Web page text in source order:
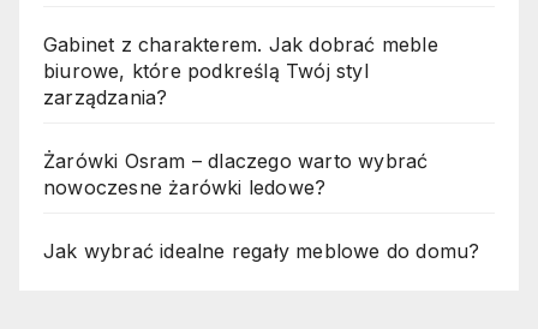
Gabinet z charakterem. Jak dobrać meble
biurowe, które podkreślą Twój styl
zarządzania?
Żarówki Osram – dlaczego warto wybrać
nowoczesne żarówki ledowe?
Jak wybrać idealne regały meblowe do domu?